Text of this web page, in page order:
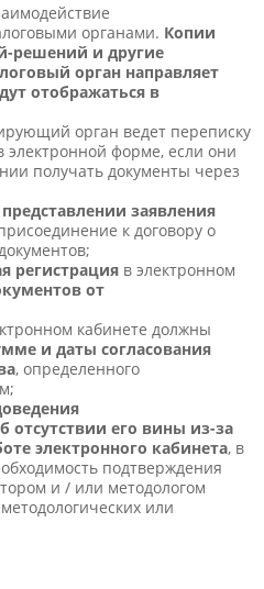
органами. Копии
решений и другие
орган направляет
отображаться в
орган ведет переписку
электронной форме, если они
получать документы через
заявления
к договору о
регистрация в электронном
от
кабинете должны
и даты согласования
, определенного
отсутствии его вины из-за
электронного кабинета, в
подтверждения
и / или методологом
или